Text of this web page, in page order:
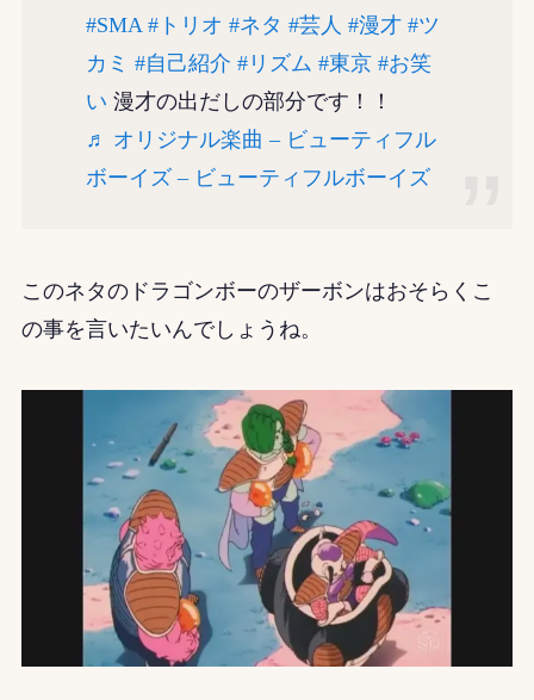
#SMA #トリオ #ネタ #芸人 #漫才 #ツ
カミ #自己紹介 #リズム #東京 #お笑
い 漫才の出だしの部分です！！
♬ オリジナル楽曲 – ビューティフル
ボーイズ – ビューティフルボーイズ
このネタのドラゴンボーのザーボンはおそらくこ
の事を言いたいんでしょうね。